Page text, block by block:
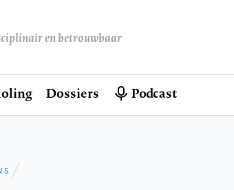
en betrouwbaar
Dossiers Podcast